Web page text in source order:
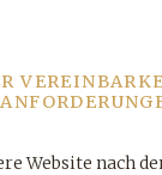
Website nach